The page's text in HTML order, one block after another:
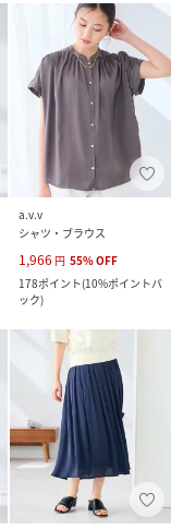
a.v.v
シャツ・ブラウス
1,966 円 55%OFF
178ポイント(10%ポイントバ
ック)